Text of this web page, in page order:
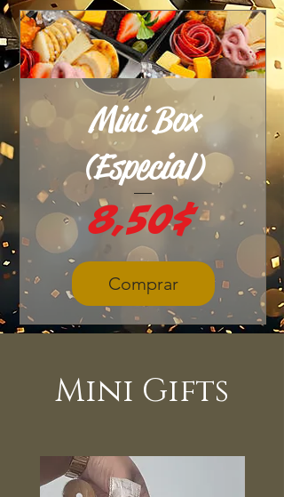
Mini Box
(Especial)
8,50$Precio
Comprar
Mini Gifts